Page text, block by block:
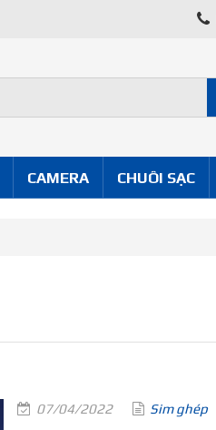
CAMERA CHUÔI SẠC
07/04/2022 Sim ghép